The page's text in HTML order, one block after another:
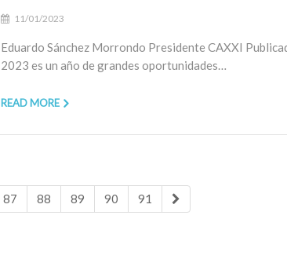
11/01/2023
Eduardo Sánchez Morrondo Presidente CAXXI
2023 es un año de grandes oportunidades…
READ MORE
87 88 89 90 91